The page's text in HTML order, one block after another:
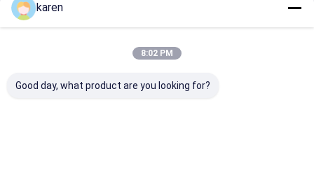
Συνεχή ζώνη
Συνεχές
karen
8:02 PM
Good day, what product are you looking for?